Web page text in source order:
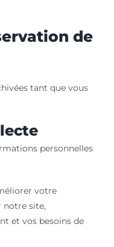
de
tant que vous
personnelles
votre
notre site,
et vos besoins de